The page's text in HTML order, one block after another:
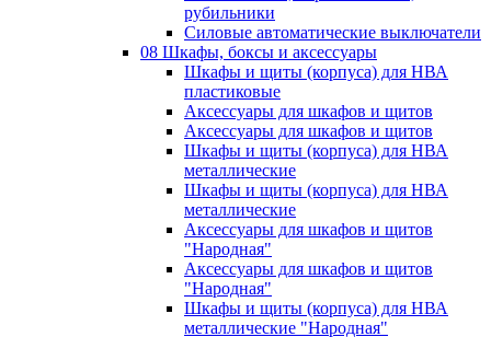
рубильники
Силовые автоматические выключатели
08 Шкафы, боксы и аксессуары
Шкафы и щиты (корпуса) для НВА
пластиковые
Аксессуары для шкафов и щитов
Аксессуары для шкафов и щитов
Шкафы и щиты (корпуса) для НВА
металлические
Шкафы и щиты (корпуса) для НВА
металлические
Аксессуары для шкафов и щитов
"Народная"
Аксессуары для шкафов и щитов
"Народная"
Шкафы и щиты (корпуса) для НВА
металлические "Народная"